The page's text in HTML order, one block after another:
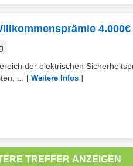
4.000€
der elektrischen
...
[ Weitere Infos ]
TREFFER ANZEIGEN